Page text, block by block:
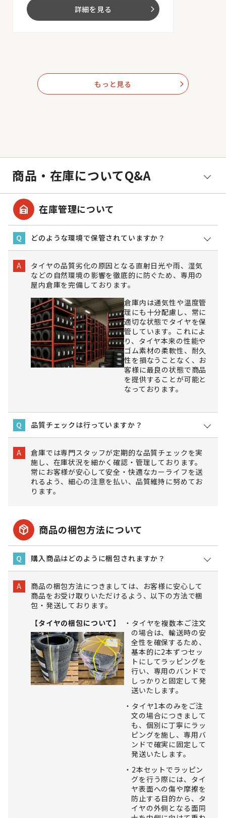
詳細を見る arrow_forward_ios
もっと見る arrow_forward_ios
商品・在庫についてQ&A
garage_home 在庫管理について
Q どのような環境で保管されていますか？
A
タイヤの品質劣化の原因となる直射日光や雨、湿気
などの自然環境の影響を徹底的に防ぐため、専用の
屋内倉庫を完備しております。
倉庫内は通気性や温度管
理にも十分配慮し、常に
適切な状態でタイヤを保
管しています。これによ
り、タイヤ本来の性能や
ゴム素材の柔軟性、耐久
性を損なうことなく、お
客様に最良の状態で商品
を提供することが可能と
なっております。
Q 品質チェックは行っていますか？
A
倉庫では専門スタッフが定期的な品質チェックを実
施し、在庫状況を細かく確認・管理しております。
常にお客様が安心して安全・快適なカーライフを送
れるよう、細心の注意を払い、品質維持に努めてお
ります。
package_2 商品の梱包方法について
Q 購入商品はどのように梱包されますか？
A
商品の梱包方法につきましては、お客様に安心して
商品をお受け取りいただけるよう、以下の方法で梱
包・発送しております。
【タイヤの梱包について】
タイヤを複数本ご注文
の場合は、輸送時の安
全性を確保するため、
基本的に2本ずつセッ
トにしてラッピングを
行い、専用のバンドで
しっかりと固定して発
送いたします。
タイヤ1本のみをご注
文の場合につきまして
も、個別に丁寧にラッ
ピングを施し、専用バ
ンドで確実に固定して
発送いたします。
2本セットでラッピン
グを行う際には、タイ
ヤ表面への傷や摩擦を
防止する目的から、タ
イヤの外側となる面同